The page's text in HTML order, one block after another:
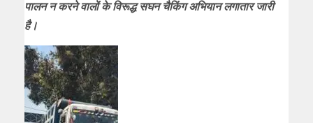
पालन न करने वालों के विरूद्ध सघन चैकिंग अभियान लगातार जारी
है।